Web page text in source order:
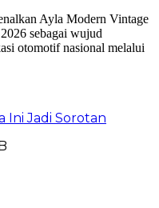
Ini Jadi Sorotan